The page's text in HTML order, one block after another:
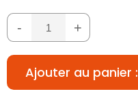
- +
Ajouter au panier :